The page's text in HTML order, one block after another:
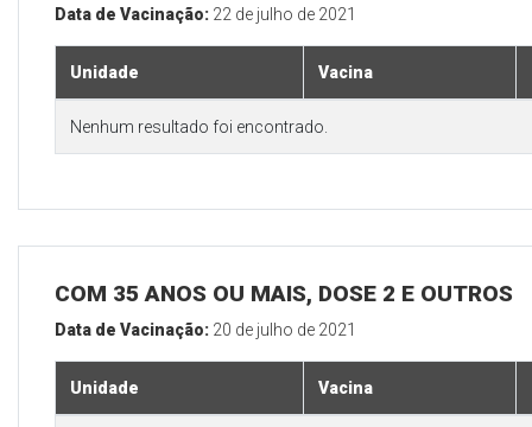
Data de Vacinação: 22 de julho de 2021
Unidade Vacina
Nenhum resultado foi encontrado.
COM 35 ANOS OU MAIS, DOSE 2 E OUTROS
Data de Vacinação: 20 de julho de 2021
Unidade Vacina